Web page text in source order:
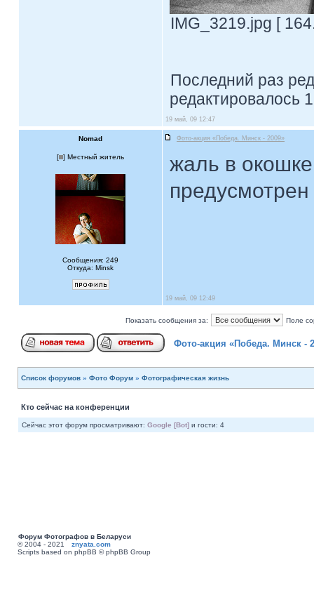
IMG_3219.jpg [
Последний раз
редактировалось
19 май, 09 12:47
Nomad Фото-акция «Победа. Минск - 2009»
[ ] Местный житель
Сообщения: 249
Откуда: Minsk
жаль в
19 май, 09 12:49
Показать сообщения за: Поле
Фото-акция «Победа. Минск -
Список форумов » Фото Форум » Фотографическая жизнь
Кто сейчас на конференции
Сейчас этот форум просматривают: Google [Bot] и гости: 4
Форум Фотографов в Беларуси
© 2004 - 2021 znyata.com
Scripts based on phpBB © phpBB Group